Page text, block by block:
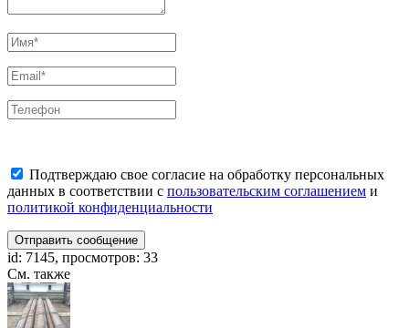
Подтверждаю свое согласие на обработку персональных
данных в соответствии с пользовательским соглашением и
политикой конфиденциальности
Отправить сообщение
id: 7145, просмотров: 33
См. также